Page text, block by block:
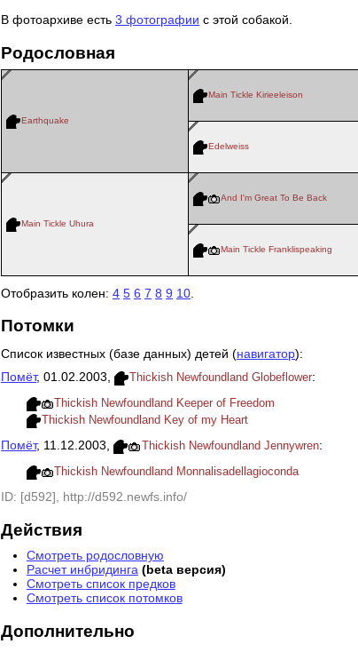
В фотоархиве есть 3 фотографии с этой собакой.
Родословная
Earthquake
Main Tickle Kirieeleison
Edelweiss
Main Tickle Uhura
And I'm Great To Be Back
Main Tickle Franklispeaking
Отобразить колен: 4 5 6 7 8 9 10
Потомки
Список известных (базе данных) детей (навигатор):
Помёт, 01.02.2003, Thickish Newfoundland Globeflower:
Thickish Newfoundland Keeper of Freedom
Thickish Newfoundland Key of my Heart
Помёт, 11.12.2003, Thickish Newfoundland Jennywren:
Thickish Newfoundland Monnalisadellagioconda
ID: [d592], http://d592.newfs.info/
Действия
Смотреть родословную
Расчет инбридинга (beta версия)
Смотреть список предков
Смотреть список потомков
Дополнительно